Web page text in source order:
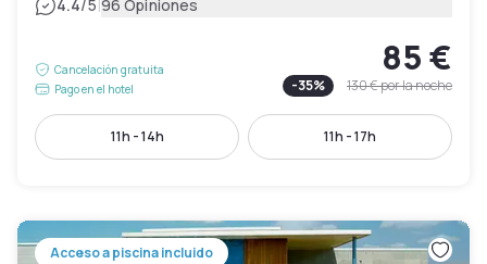
4.4/5|96 Opiniones
Cancelación gratuita
Pago en el hotel
85 €
-35% 130 €por la noche
11h - 14h 11h - 17h
Acceso a piscina incluido